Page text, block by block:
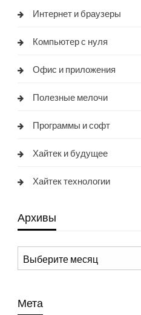
Интернет и браузеры
Компьютер с нуля
Офис и приложения
Полезные мелочи
Программы и софт
Хайтек и будущее
Хайтек технологии
Архивы
Архивы
Мета